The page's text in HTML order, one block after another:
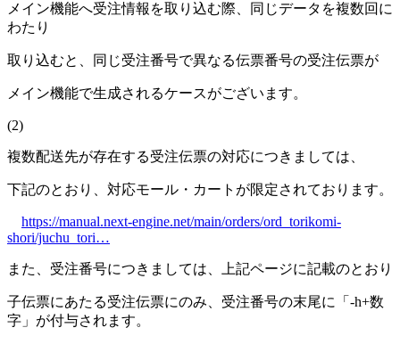
メイン機能へ受注情報を取り込む際、同じデータを複数回に
わたり
取り込むと、同じ受注番号で異なる伝票番号の受注伝票が
メイン機能で生成されるケースがございます。
(2)
複数配送先が存在する受注伝票の対応につきましては、
下記のとおり、対応モール・カートが限定されております。
https://manual.next-engine.net/main/orders/ord_torikomi-
shori/juchu_tori…
また、受注番号につきましては、上記ページに記載のとおり
子伝票にあたる受注伝票にのみ、受注番号の末尾に「-h+数
字」が付与されます。